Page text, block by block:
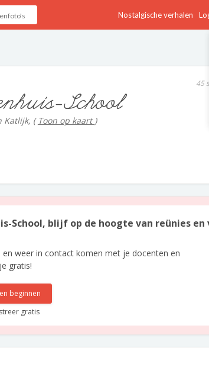
Nostalgische verhalen
School
Katlijk, ( Toon op kaart )
45
School, blijf op de hoogte van reünies en
en weer in contact komen met je docenten en
gratis!
beginnen
gratis